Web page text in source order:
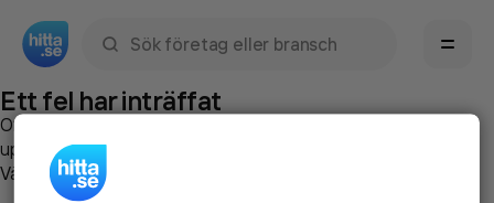
Ett fel har inträffat
Om du vill kan du
uppstod så att vi lättare och snabbare kan avhjälpa det.
Vänligen försök med följande: